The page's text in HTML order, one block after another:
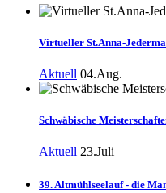
Virtueller St.Anna-
Aktuell 04.Aug.
Schwäbische
Aktuell 23.Juli
39. Altmühlseelauf - die